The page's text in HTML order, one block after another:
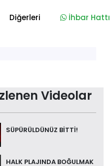
Diğerleri İhbar Hattı
Videolar
SÜPÜRÜLDÜNÜZ BİTTİ!
HALK PLAJINDA BOĞULMAK